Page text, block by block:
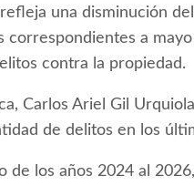
una disminución
correspondientes a
contra la propiedad.
Carlos Ariel Gil
de delitos en los
de los años 2024 al